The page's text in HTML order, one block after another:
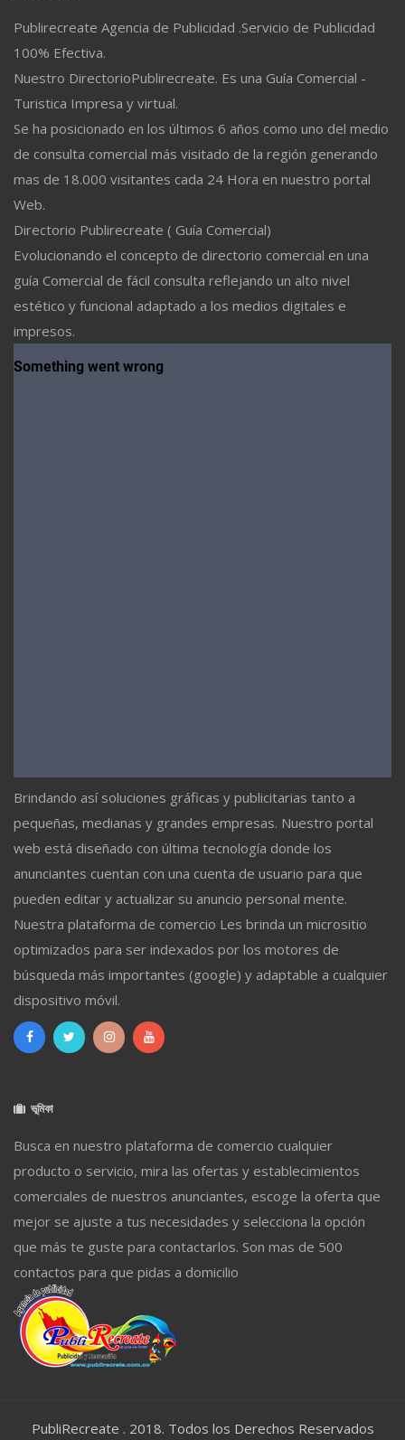
Publirecreate Agencia de Publicidad .Servicio de Publicidad
100% Efectiva.
Nuestro DirectorioPublirecreate. Es una Guía Comercial -
Turistica Impresa y virtual.
Se ha posicionado en los últimos 6 años como uno del medio
de consulta comercial más visitado de la región generando
mas de 18.000 visitantes cada 24 Hora en nuestro portal
Web.
Directorio Publirecreate ( Guía Comercial)
Evolucionando el concepto de directorio comercial en una
guía Comercial de fácil consulta reflejando un alto nivel
estético y funcional adaptado a los medios digitales e
impresos.
Brindando así soluciones gráficas y publicitarias tanto a
pequeñas, medianas y grandes empresas. Nuestro portal
web está diseñado con última tecnología donde los
anunciantes cuentan con una cuenta de usuario para que
pueden editar y actualizar su anuncio personal mente.
Nuestra plataforma de comercio Les brinda un micrositio
optimizados para ser indexados por los motores de
búsqueda más importantes (google) y adaptable a cualquier
dispositivo móvil.
ভূমিকা
Busca en nuestro plataforma de comercio cualquier
producto o servicio, mira las ofertas y establecimientos
comerciales de nuestros anunciantes, escoge la oferta que
mejor se ajuste a tus necesidades y selecciona la opción
que más te guste para contactarlos. Son mas de 500
contactos para que pidas a domicilio
PubliRecreate . 2018. Todos los Derechos Reservados